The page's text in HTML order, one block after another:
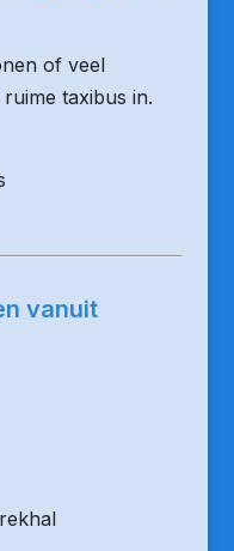
of veel
taxibus in.
vanuit